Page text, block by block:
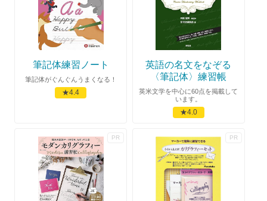
筆記体練習ノート
筆記体がぐんぐんうまくなる！
★4.4
英語の名文をなぞる
〈筆記体〉練習帳
英米文学を中心に60点を掲載して
います。
★4.0